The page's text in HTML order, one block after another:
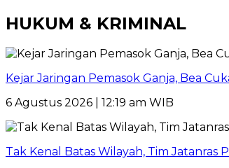
HUKUM & KRIMINAL
Kejar Jaringan Pemasok Ganja, Bea
6 Agustus 2026 | 12:19 am WIB
Tak Kenal Batas Wilayah, Tim